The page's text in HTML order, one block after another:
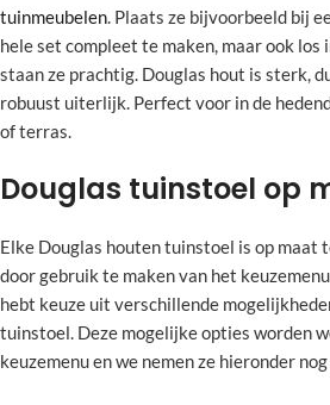
tuinmeubelen. Plaats ze bijvoorbeeld bij
hele set compleet te maken, maar ook los
staan ze prachtig. Douglas hout is sterk,
robuust uiterlijk. Perfect voor in de
of terras.
Douglas tuinstoel op
Elke Douglas houten tuinstoel is op maat
door gebruik te maken van het
hebt keuze uit verschillende
tuinstoel. Deze mogelijke opties worden
keuzemenu en we nemen ze hieronder